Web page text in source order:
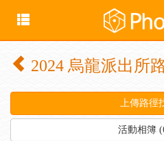
2024 烏龍派出所
上傳路徑
活動相簿